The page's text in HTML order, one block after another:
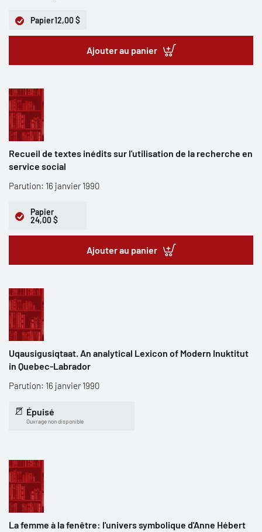
Papier12,00 $
Ajouter au panier
Recueil de textes inédits sur l'utilisation de la recherche en
service social
Parution: 16 janvier 1990
Papier
24,00 $
Ajouter au panier
Uqausigusiqtaat. An analytical Lexicon of Modern Inuktitut
in Quebec-Labrador
Parution: 16 janvier 1990
Épuisé
Ouvrage non disponible
La femme à la fenêtre: l'univers symbolique d'Anne Hébert